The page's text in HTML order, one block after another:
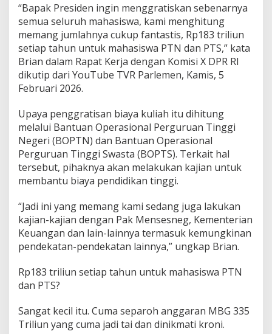
“Bapak Presiden ingin menggratiskan sebenarnya
semua seluruh mahasiswa, kami menghitung
memang jumlahnya cukup fantastis, Rp183 triliun
setiap tahun untuk mahasiswa PTN dan PTS,” kata
Brian dalam Rapat Kerja dengan Komisi X DPR RI
dikutip dari YouTube TVR Parlemen, Kamis, 5
Februari 2026.
Upaya penggratisan biaya kuliah itu dihitung
melalui Bantuan Operasional Perguruan Tinggi
Negeri (BOPTN) dan Bantuan Operasional
Perguruan Tinggi Swasta (BOPTS). Terkait hal
tersebut, pihaknya akan melakukan kajian untuk
membantu biaya pendidikan tinggi.
“Jadi ini yang memang kami sedang juga lakukan
kajian-kajian dengan Pak Mensesneg, Kementerian
Keuangan dan lain-lainnya termasuk kemungkinan
pendekatan-pendekatan lainnya,” ungkap Brian.
Rp183 triliun setiap tahun untuk mahasiswa PTN
dan PTS?
Sangat kecil itu. Cuma separoh anggaran MBG 335
Triliun yang cuma jadi tai dan dinikmati kroni.